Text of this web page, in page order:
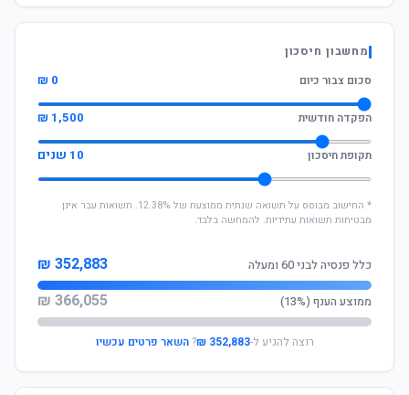
מחשבון חיסכון
סכום צבור כיום
0 ₪
הפקדה חודשית 1,500 ₪
תקופת חיסכון 10 שנים
* החישוב מבוסס על תשואה שנתית ממוצעת של 12.38%. תשואות עבר אינן
מבטיחות תשואות עתידיות. להמחשה בלבד.
כלל פנסיה לבני 60 ומעלה 352,883 ₪
ממוצע הענף (13%) 366,055 ₪
רוצה להגיע ל-352,883 ₪
?השאר פרטים עכשיו